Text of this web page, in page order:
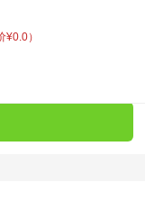
¥0.0）